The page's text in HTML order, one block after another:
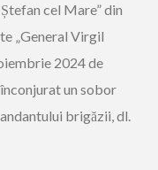
cel Mare” din
„General Virgil
2024 de
un sobor
brigăzii, dl.